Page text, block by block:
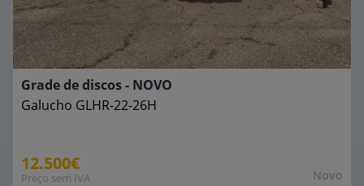
Novo
Grade de discos - NOVO
Galucho GLHR-22-26H
12.500€
Preço sem IVA